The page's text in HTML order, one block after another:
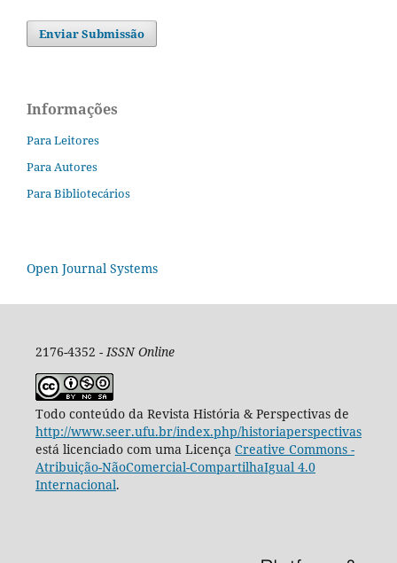
Enviar Submissão
Informações
Para Leitores
Para Autores
Para Bibliotecários
Open Journal Systems
2176-4352 - ISSN Online
Todo conteúdo da Revista História & Perspectivas de
http://www.seer.ufu.br/index.php/historiaperspectivas
está licenciado com uma Licença Creative Commons -
Atribuição-NãoComercial-CompartilhaIgual 4.0
Internacional.